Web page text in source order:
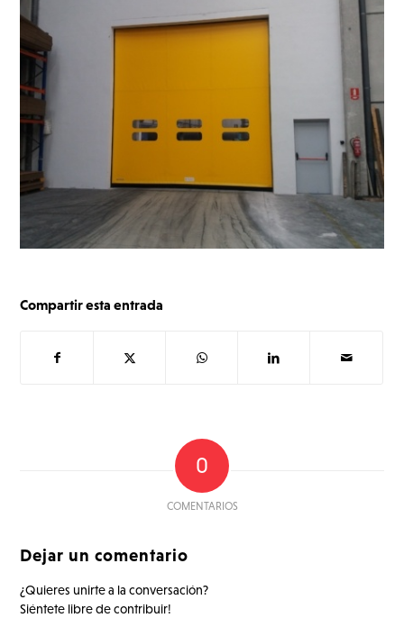
Compartir esta entrada
0
COMENTARIOS
Dejar un comentario
¿Quieres unirte a la conversación?
Siéntete libre de contribuir!